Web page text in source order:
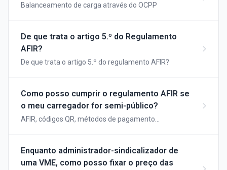
Balanceamento de carga através do OCPP
De que trata o artigo 5.º do Regulamento
AFIR?
De que trata o artigo 5.º do regulamento AFIR?
Como posso cumprir o regulamento AFIR se
o meu carregador for semi-público?
AFIR, códigos QR, métodos de pagamento
Enquanto administrador-sindicalizador de
uma VME, como posso fixar o preço das